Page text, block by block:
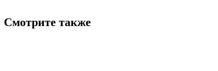
Смотрите также